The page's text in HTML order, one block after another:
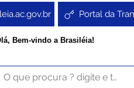
Portal da
Bem-vindo a Brasiléia!